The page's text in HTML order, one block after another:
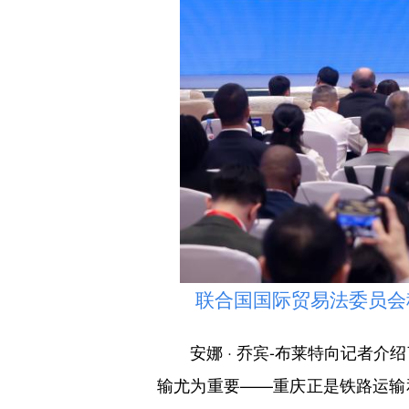
联合国国际贸易法委员会
安娜 · 乔宾-布莱特向记者介绍
输尤为重要——重庆正是铁路运输